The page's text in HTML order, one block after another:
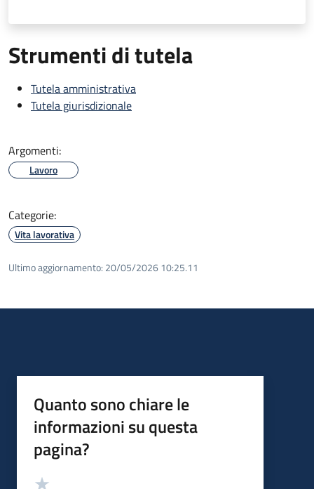
Strumenti di tutela
Tutela amministrativa
Tutela giurisdizionale
Argomenti:
Lavoro
Categorie:
Vita lavorativa
Ultimo aggiornamento: 20/05/2026 10:25.11
Quanto sono chiare le
informazioni su questa
pagina?
Valutazione